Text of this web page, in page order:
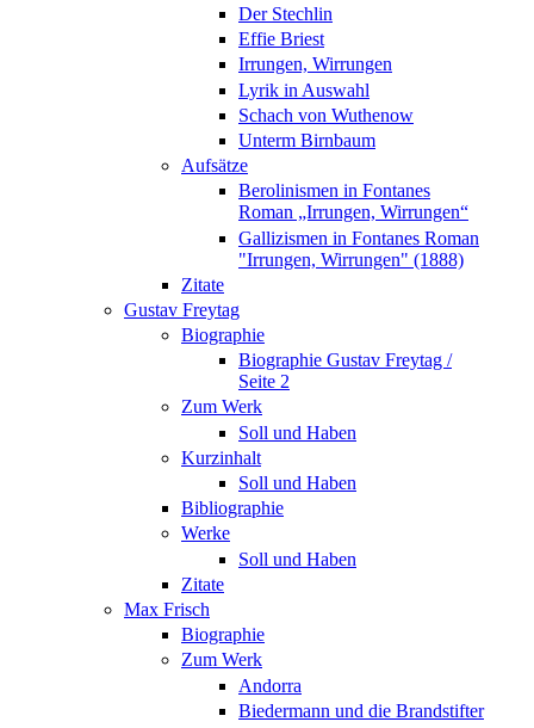
Der Stechlin
Effie Briest
Irrungen, Wirrungen
Lyrik in Auswahl
Schach von Wuthenow
Unterm Birnbaum
Aufsätze
Berolinismen in Fontanes
Roman „Irrungen, Wirrungen“
Gallizismen in Fontanes Roman
"Irrungen, Wirrungen" (1888)
Zitate
Gustav Freytag
Biographie
Biographie Gustav Freytag /
Seite 2
Zum Werk
Soll und Haben
Kurzinhalt
Soll und Haben
Bibliographie
Werke
Soll und Haben
Zitate
Max Frisch
Biographie
Zum Werk
Andorra
Biedermann und die Brandstifter